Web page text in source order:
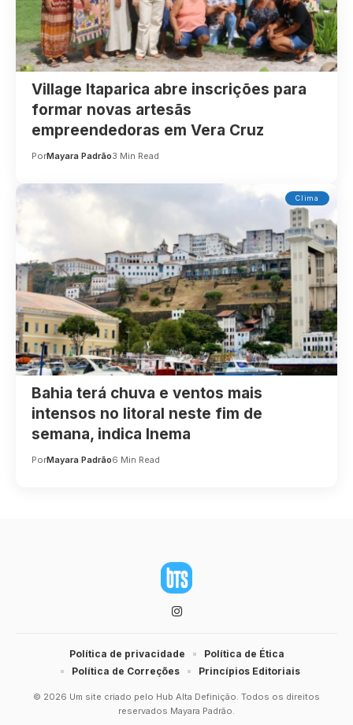
Village Itaparica abre inscrições para
formar novas artesãs
empreendedoras em Vera Cruz
PorMayara Padrão3 Min Read
Clima
Bahia terá chuva e ventos mais
intensos no litoral neste fim de
semana, indica Inema
PorMayara Padrão6 Min Read
© 2026 Um site criado pelo Hub Alta Definição. Todos os direitos
reservados Mayara Padrão.
Política de privacidade
Política de Ética
Política de Correções
Princípios Editoriais